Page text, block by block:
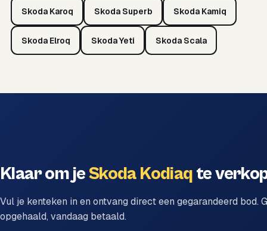
Skoda Karoq Skoda Superb Skoda Kamiq
Skoda Elroq Skoda Yeti Skoda Scala
Klaar om jeSkoda Kodiaq te
Vul je kenteken in en ontvang direct een gegarandeerd bod.
opgehaald, vandaag betaald.